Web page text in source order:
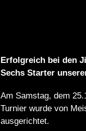
Erfolgreich bei den
Sechs Starter
Am Samstag, dem
Turnier wurde von
ausgerichtet.